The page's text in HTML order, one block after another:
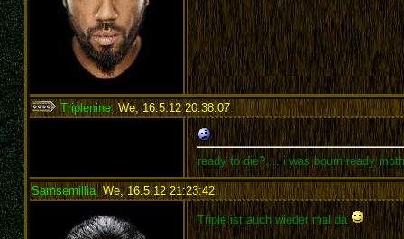
Triplenine,We, 16.5.12 20:38:07:
ready to die?.... i was bourn ready
Samsemillia, We, 16.5.12 21:23:42:
Triple ist auch wieder mal da